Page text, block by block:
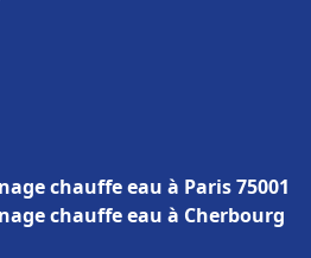
chauffe eau à Paris 75001
chauffe eau à Cherbourg